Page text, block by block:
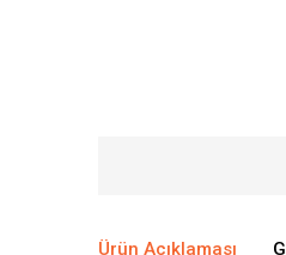
Ürün Açıklaması